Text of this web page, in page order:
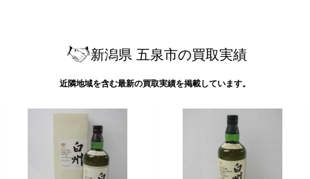
新潟県 五泉市の買取実績
近隣地域を含む最新の買取実績を掲載しています。